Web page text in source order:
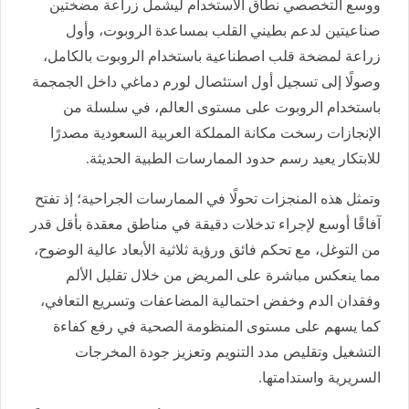
ووسع التخصصي نطاق الاستخدام ليشمل زراعة مضختين
صناعيتين لدعم بطيني القلب بمساعدة الروبوت، وأول
زراعة لمضخة قلب اصطناعية باستخدام الروبوت بالكامل،
وصولًا إلى تسجيل أول استئصال لورم دماغي داخل الجمجمة
باستخدام الروبوت على مستوى العالم، في سلسلة من
الإنجازات رسخت مكانة المملكة العربية السعودية مصدرًا
للابتكار يعيد رسم حدود الممارسات الطبية الحديثة.
وتمثل هذه المنجزات تحولًا في الممارسات الجراحية؛ إذ تفتح
آفاقًا أوسع لإجراء تدخلات دقيقة في مناطق معقدة بأقل قدر
من التوغل، مع تحكم فائق ورؤية ثلاثية الأبعاد عالية الوضوح،
مما ينعكس مباشرة على المريض من خلال تقليل الألم
وفقدان الدم وخفض احتمالية المضاعفات وتسريع التعافي،
كما يسهم على مستوى المنظومة الصحية في رفع كفاءة
التشغيل وتقليص مدد التنويم وتعزيز جودة المخرجات
السريرية واستدامتها.